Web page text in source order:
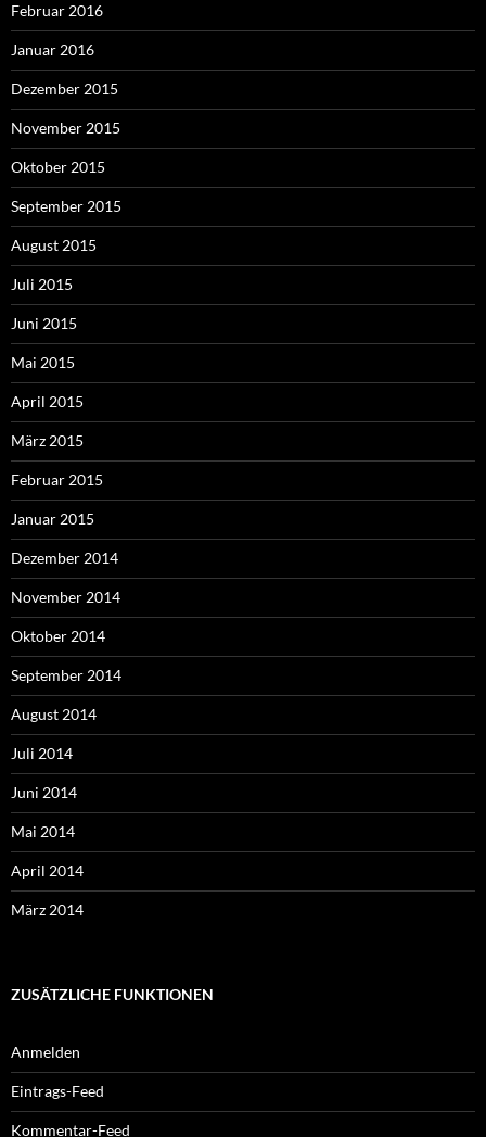
Februar 2016
Januar 2016
Dezember 2015
November 2015
Oktober 2015
September 2015
August 2015
Juli 2015
Juni 2015
Mai 2015
April 2015
März 2015
Februar 2015
Januar 2015
Dezember 2014
November 2014
Oktober 2014
September 2014
August 2014
Juli 2014
Juni 2014
Mai 2014
April 2014
März 2014
ZUSÄTZLICHE FUNKTIONEN
Anmelden
Eintrags-Feed
Kommentar-Feed